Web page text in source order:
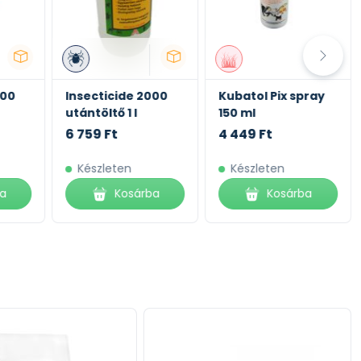
Insecticide 2000
utántöltő 1 l
6 759 Ft
Készleten
Kosárba
Kubatol Pix spray
150 ml
4 449 Ft
Készleten
Kosárba